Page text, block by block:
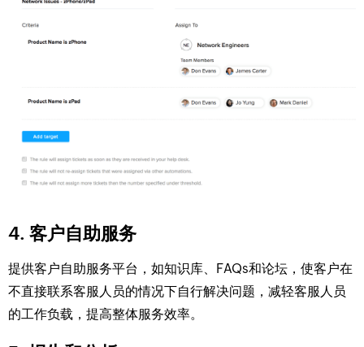
4. 客户自助服务
提供客户自助服务平台，如知识库、FAQs和论坛，使客户在
不直接联系客服人员的情况下自行解决问题，减轻客服人员
的工作负载，提高整体服务效率。